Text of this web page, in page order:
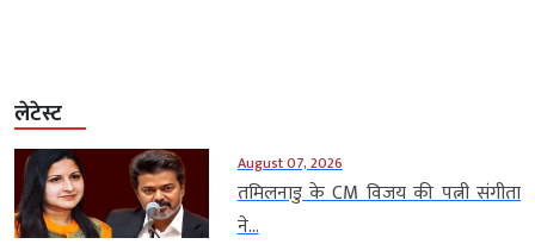
लेटेस्ट
August 07, 2026
तमिलनाडु के CM विजय की पत्नी संगीता
ने...